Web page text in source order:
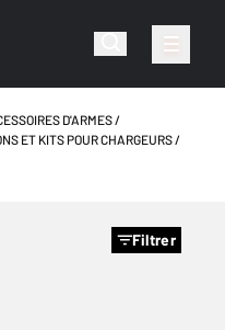
D'ARMES
ET KITS POUR CHARGEURS
Filtrer